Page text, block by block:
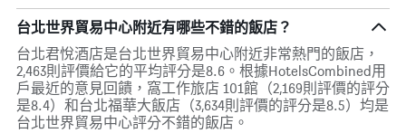
台北世界貿易中心附近有哪些不錯的飯店？
台北君悅酒店是台北世界貿易中心附近非常熱門的飯店，
2,463則評價給它的平均評分是8.6。根據HotelsCombined用
戶最近的意見回饋，窩工作旅店 101館（2,169則評價的評分
是8.4）和台北福華大飯店（3,634則評價的評分是8.5）均是
台北世界貿易中心評分不錯的飯店。